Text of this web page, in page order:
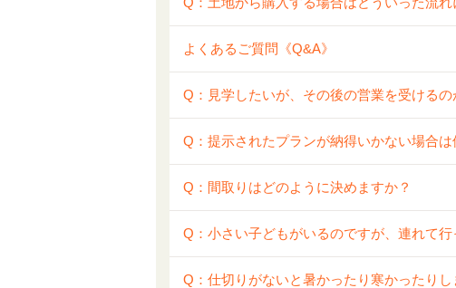
よくあるご質問《Q&A》
Q：見学したいが、その後の営業を受けるの
Q：提示されたプランが納得いかない場合は
Q：間取りはどのように決めますか？
Q：小さい子どもがいるのですが、連れて行
Q：仕切りがないと暑かったり寒かったりし